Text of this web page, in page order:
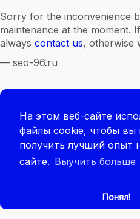
На этом веб-сайте
файлы cookie, чтобы вы
получить лучший опыт
сайте. Выучить больше
Понял!
Sorry for the inconvenience
maintenance at the moment.
always contact us, otherwise
— seo-96.ru